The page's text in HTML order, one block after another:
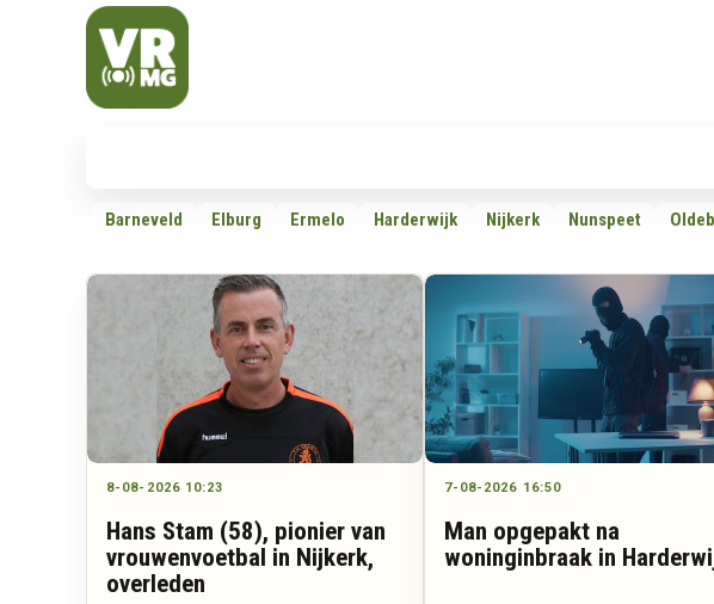
Veluwe Randmeer Mediagroep
VRMG, de omroep voor de Noord-West Veluwe
Barneveld Elburg Ermelo Harderwijk Nijkerk Nunspeet
8-08-2026 10:23
Hans Stam (58), pionier van
vrouwenvoetbal in Nijkerk,
overleden
7-08-2026 16:50
Man opgepakt na
woninginbraak in